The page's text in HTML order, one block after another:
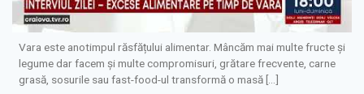
Vara este anotimpul răsfățului alimentar. Mâncăm mai multe fructe și
legume dar facem și multe compromisuri, grătare frecvente, carne
grasă, sosurile sau fast-food-ul transformă o masă […]